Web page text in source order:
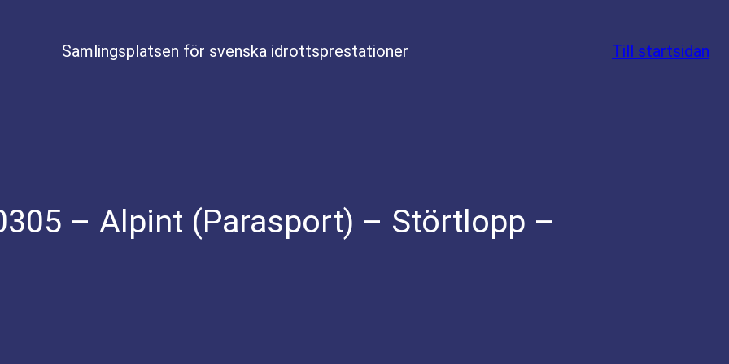
Samlingsplatsen för svenska idrottsprestationer Till startsidan
– Alpint (Parasport) – Störtlopp –